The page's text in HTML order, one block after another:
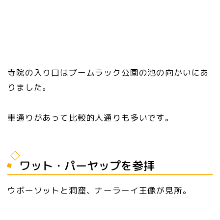
寺院の入り口はプームラック公園の池の向かいにあ
りました。
車通りがあって比較的人通りも多いです。
ワット・パーヤップを参拝
ウボーソットと洞窟、ナーラーイ王像が見所。